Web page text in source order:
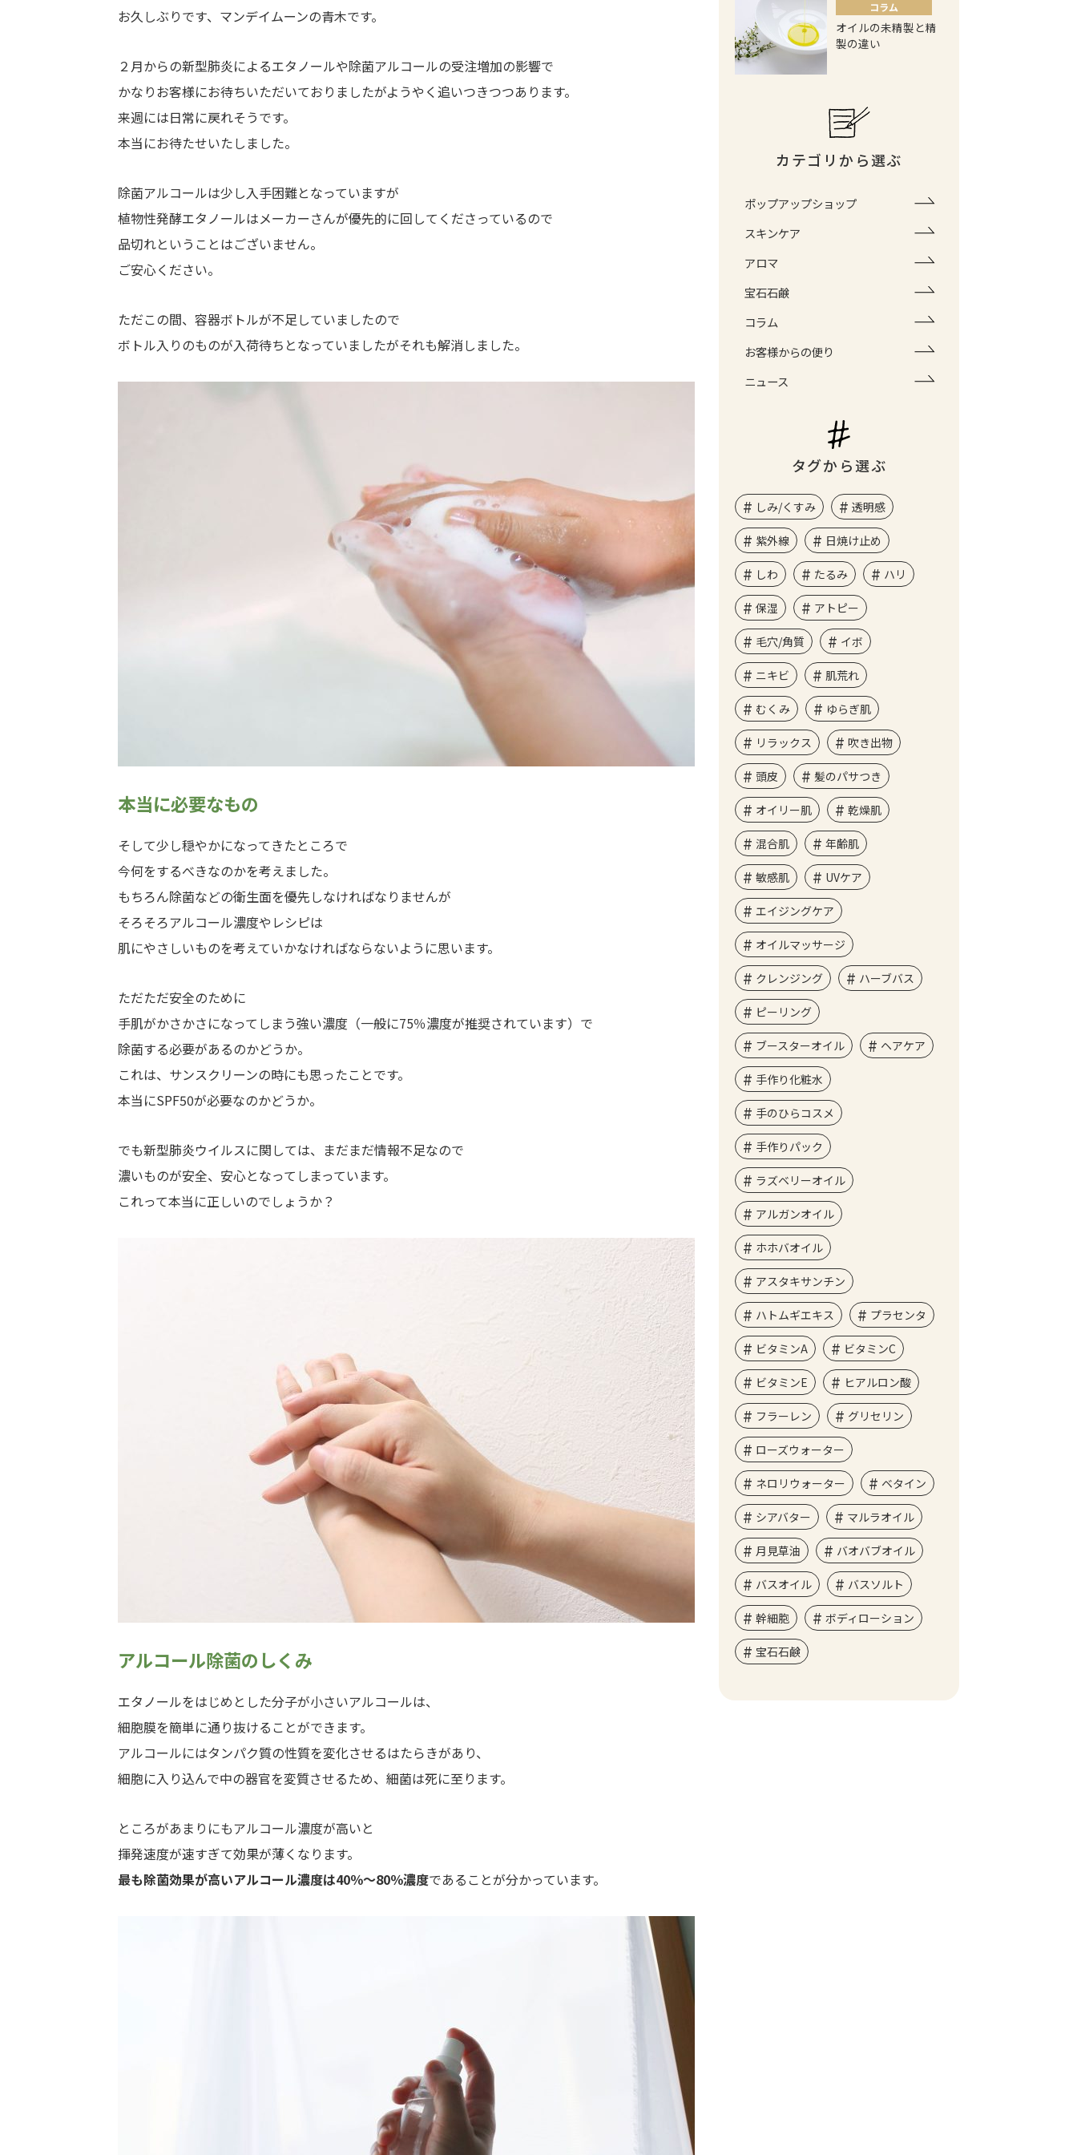
お久しぶりです、マンデイムーンの青木です。
２月からの新型肺炎によるエタノールや除菌アルコールの受注増加の影響で
かなりお客様にお待ちいただいておりましたがようやく追いつきつつあります。
来週には日常に戻れそうです。
本当にお待たせいたしました。
除菌アルコールは少し入手困難となっていますが
植物性発酵エタノールはメーカーさんが優先的に回してくださっているので
品切れということはございません。
ご安心ください。
ただこの間、容器ボトルが不足していましたので
ボトル入りのものが入荷待ちとなっていましたがそれも解消しました。
本当に必要なもの
そして少し穏やかになってきたところで
今何をするべきなのかを考えました。
もちろん除菌などの衛生面を優先しなければなりませんが
そろそろアルコール濃度やレシピは
肌にやさしいものを考えていかなければならないように思います。
ただただ安全のために
手肌がかさかさになってしまう強い濃度（一般に75％濃度が推奨されています）で
除菌する必要があるのかどうか。
これは、サンスクリーンの時にも思ったことです。
本当にSPF50が必要なのかどうか。
でも新型肺炎ウイルスに関しては、まだまだ情報不足なので
濃いものが安全、安心となってしまっています。
これって本当に正しいのでしょうか？
アルコール除菌のしくみ
エタノールをはじめとした分子が小さいアルコールは、
細胞膜を簡単に通り抜けることができます。
アルコールにはタンパク質の性質を変化させるはたらきがあり、
細胞に入り込んで中の器官を変質させるため、細菌は死に至ります。
ところがあまりにもアルコール濃度が高いと
揮発速度が速すぎて効果が薄くなります。
最も除菌効果が高いアルコール濃度は40％～80％濃度であることが分かっています。
コラム
オイルの未精製と精
製の違い
カテゴリから選ぶ
ポップアップショップ
スキンケア
アロマ
宝石石鹸
コラム
お客様からの便り
ニュース
タグから選ぶ
しみ/くすみ 透明感
紫外線 日焼け止め
しわ たるみ ハリ
保湿 アトピー
毛穴/角質 イボ
ニキビ 肌荒れ
むくみ ゆらぎ肌
リラックス 吹き出物
頭皮 髪のパサつき
オイリー肌 乾燥肌
混合肌 年齢肌
敏感肌 UVケア
エイジングケア
オイルマッサージ
クレンジング ハーブバス
ピーリング
ブースターオイル ヘアケア
手作り化粧水
手のひらコスメ
手作りパック
ラズベリーオイル
アルガンオイル
ホホバオイル
アスタキサンチン
ハトムギエキス プラセンタ
ビタミンA ビタミンC
ビタミンE ヒアルロン酸
フラーレン グリセリン
ローズウォーター
ネロリウォーター ベタイン
シアバター マルラオイル
月見草油 バオバブオイル
バスオイル バスソルト
幹細胞 ボディローション
宝石石鹸